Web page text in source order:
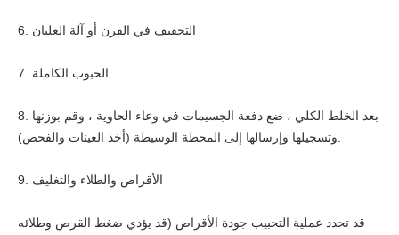
6. التجفيف في الفرن أو آلة الغليان
7. الحبوب الكاملة
8. بعد الخلط الكلي ، ضع دفعة الجسيمات في وعاء الحاوية ، وقم بوزنها
9. الأقراص والطلاء والتغليف
قد تحدد عملية التحبيب جودة الأقراص (قد يؤدي ضغط القرص وطلائه